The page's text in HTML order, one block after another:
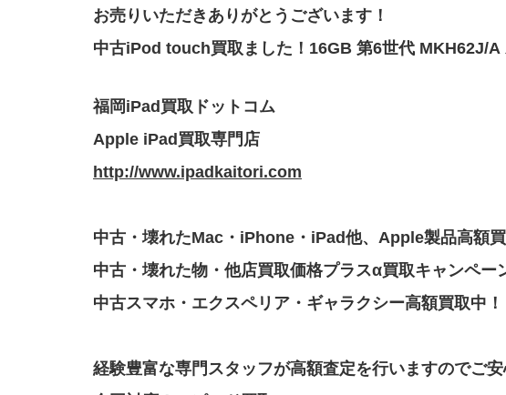
お売りいただきありがとうございます！
中古iPod touch買取ました！16GB 第6世代 MKH62J/A
福岡iPad買取ドットコム
Apple iPad買取専門店
http://www.ipadkaitori.com
中古・壊れたMac・iPhone・iPad他、Apple製品高額買
中古・壊れた物・他店買取価格プラスα買取キャンペー
中古スマホ・エクスペリア・ギャラクシー高額買取中！
経験豊富な専門スタッフが高額査定を行いますのでご安